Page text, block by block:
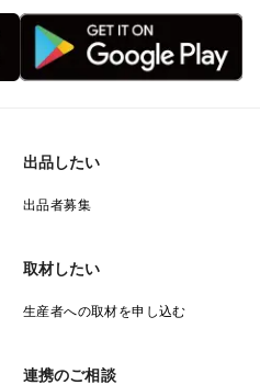
出品したい
出品者募集
取材したい
生産者への取材を申し込む
連携のご相談